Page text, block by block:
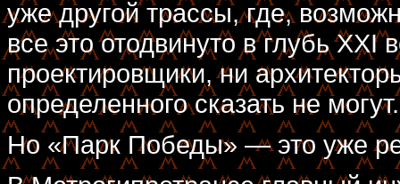
уже другой трассы, где,
все это отодвинуто в глубь
проектировщики, ни
определенного сказать не могут.
Но «Парк Победы» — это уже